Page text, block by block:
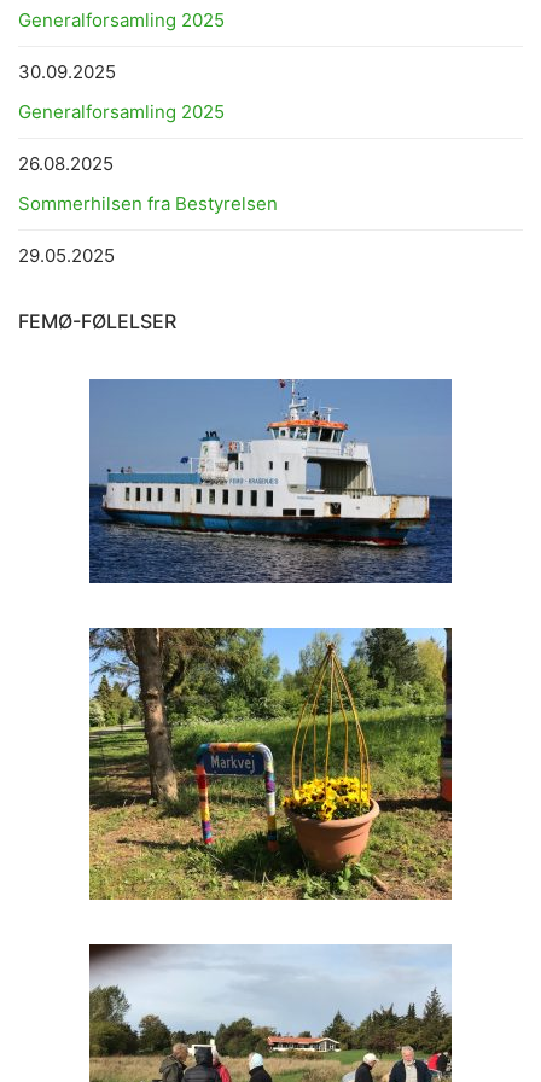
Generalforsamling 2025
30.09.2025
Generalforsamling 2025
26.08.2025
Sommerhilsen fra Bestyrelsen
29.05.2025
FEMØ-FØLELSER